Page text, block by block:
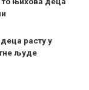
расту у
људе